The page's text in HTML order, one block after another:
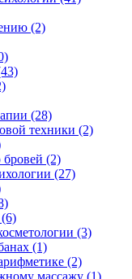
(2)
(28)
техники (2)
(2)
(27)
(3)
(1)
(2)